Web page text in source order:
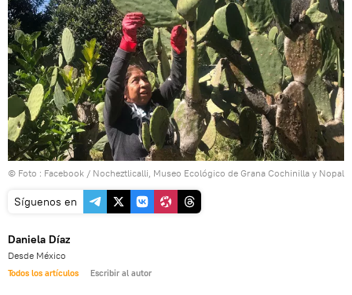
© Foto : Facebook / Nocheztlicalli, Museo Ecológico de Grana Cochinilla y Nopal
Síguenos en
Daniela Díaz
Desde México
Todos los artículos Escribir al autor